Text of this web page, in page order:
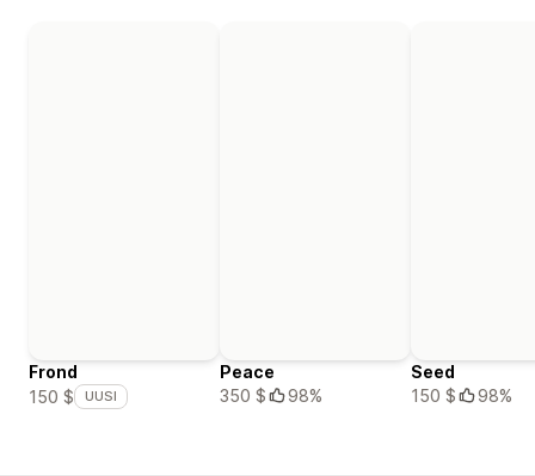
Frond
150 $
UUSI
Peace
350 $
98%
Seed
150 $
98%